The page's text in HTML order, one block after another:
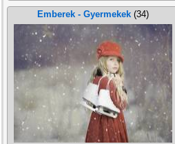
Emberek - Gyermekek(34)